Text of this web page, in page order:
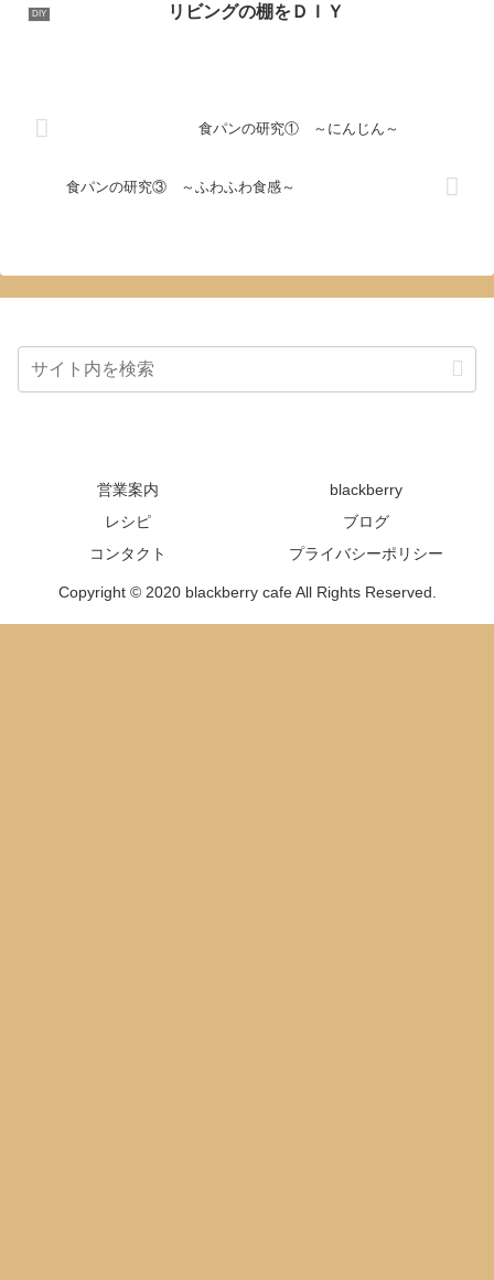
DIY リビングの棚をＤＩＹ
食パンの研究① ～にんじん～
食パンの研究③ ～ふわふわ食感～
営業案内
blackberry
レシピ
ブログ
コンタクト
プライバシーポリシー
Copyright © 2020 blackberry cafe All Rights Reserved.